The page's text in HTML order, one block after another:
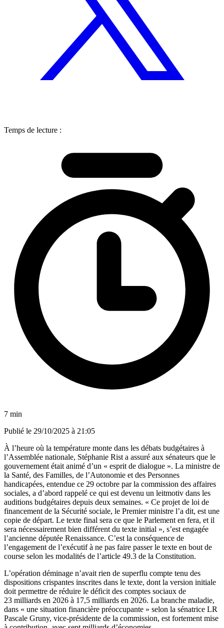
Temps de lecture :
7 min
Publié le 29/10/2025 à 21:05
À l’heure où la température monte dans les débats budgétaires à
l’Assemblée nationale, Stéphanie Rist a assuré aux sénateurs que le
gouvernement était animé d’un « esprit de dialogue ». La ministre de
la Santé, des Familles, de l’Autonomie et des Personnes
handicapées, entendue ce 29 octobre par la commission des affaires
sociales, a d’abord rappelé ce qui est devenu un leitmotiv dans les
auditions budgétaires depuis deux semaines. « Ce projet de loi de
financement de la Sécurité sociale, le Premier ministre l’a dit, est une
copie de départ. Le texte final sera ce que le Parlement en fera, et il
sera nécessairement bien différent du texte initial », s’est engagée
l’ancienne députée Renaissance. C’est la conséquence de
l’engagement de l’exécutif à ne pas faire passer le texte en bout de
course selon les modalités de l’article 49.3 de la Constitution.
L’opération déminage n’avait rien de superflu compte tenu des
dispositions crispantes inscrites dans le texte, dont la version initiale
doit permettre de réduire le déficit des comptes sociaux de
23 milliards en 2026 à 17,5 milliards en 2026. La branche maladie,
dans « une situation financière préoccupante » selon la sénatrice LR
Pascale Gruny, vice-présidente de la commission, est fortement mise